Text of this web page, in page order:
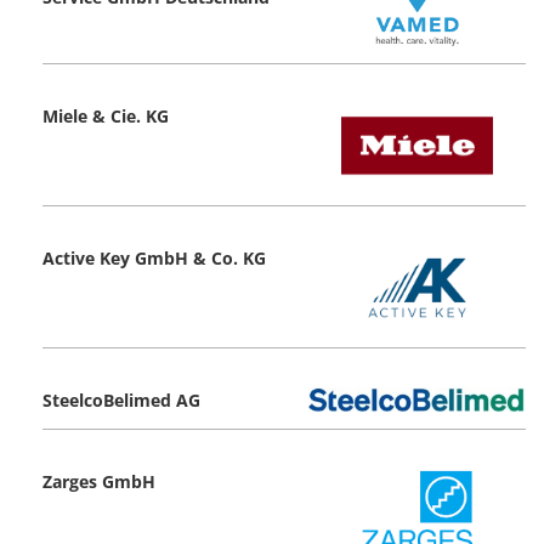
Miele & Cie. KG
Active Key GmbH & Co. KG
SteelcoBelimed AG
Zarges GmbH